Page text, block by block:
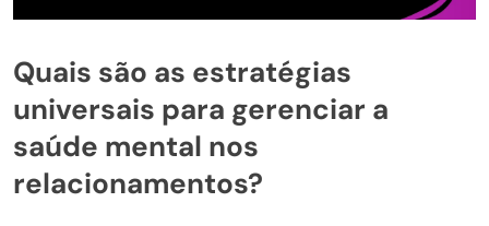
Quais são as estratégias
universais para gerenciar a
saúde mental nos
relacionamentos?